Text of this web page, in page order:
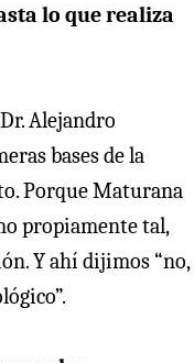
lo que realiza
Alejandro
bases de la
Porque Maturana
propiamente tal,
Y ahí dijimos “no,